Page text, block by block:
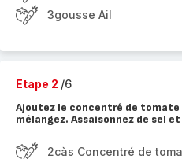
3gousse Ail
Etape 2 /6
Ajoutez le concentré de
mélangez. Assaisonnez de sel
2càs Concentré de